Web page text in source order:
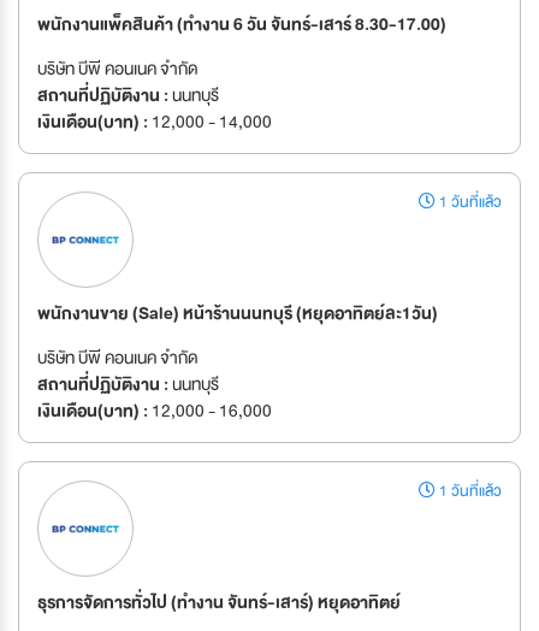
พนักงานแพ็คสินค้า (ทำงาน 6 วัน จันทร์-เสาร์ 8.30-17.00)
บริษัท บีพี คอนเนค จำกัด
สถานที่ปฏิบัติงาน :นนทบุรี
เงินเดือน(บาท) : 12,000 - 14,000
1 วันที่แล้ว
พนักงานขาย (Sale) หน้าร้านนนทบุรี (หยุดอาทิตย์ละ1วัน)
บริษัท บีพี คอนเนค จำกัด
สถานที่ปฏิบัติงาน :นนทบุรี
เงินเดือน(บาท) : 12,000 - 16,000
1 วันที่แล้ว
ธุรการจัดการทั่วไป (ทำงาน จันทร์-เสาร์) หยุดอาทิตย์